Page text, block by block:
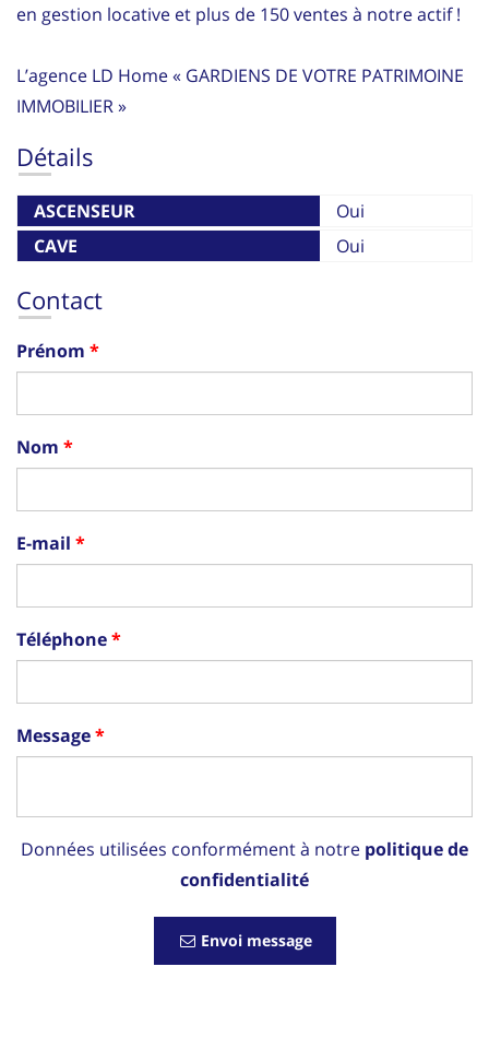
en gestion locative et plus de 150 ventes à notre actif !
L’agence LD Home « GARDIENS DE VOTRE PATRIMOINE
IMMOBILIER »
Détails
ASCENSEUR
Oui
CAVE
Oui
Contact
Prénom
Nom
E-mail
Téléphone
Message
Données utilisées conformément à notre politique de
confidentialité
Envoi message